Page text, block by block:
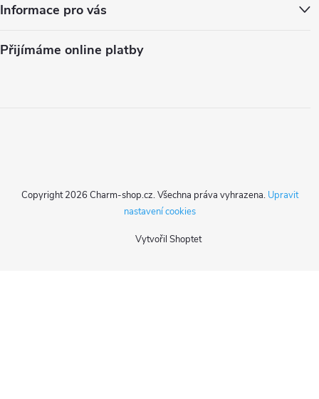
Informace pro vás
Přijímáme online platby
Vytvořil Shoptet
Copyright 2026 Charm-shop.cz. Všechna práva vyhrazena. Upravit
nastavení cookies